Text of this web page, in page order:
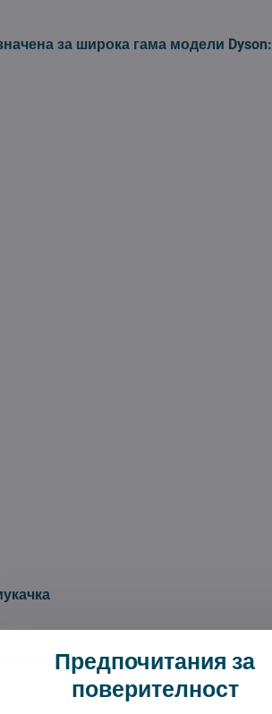
за широка гама модели Dyson:
версии Exclusive, Extra, Pro)
Предпочитания за
поверителност